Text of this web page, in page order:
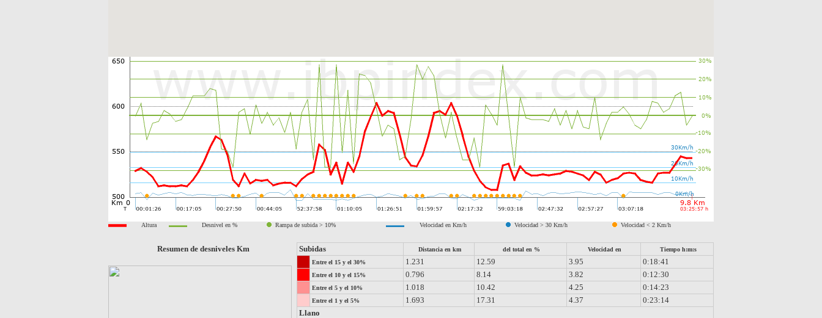
Altura Desnivel en % Rampa de subida > 10% Velocidad en Km/h Velocidad > 30 Km/h Velocidad < 2 Km/h
Resumen de desniveles Km Subidas Distancia en km del total en % Velocidad en
Tiempo h:m:s
Entre el 15 y el 30%
1.231 12.59 3.95 0:18:41
Entre el 10 y el 15% 0.796 8.14 3.82 0:12:30
Entre el 5 y el 10% 1.018 10.42 4.25 0:14:23
Entre el 1 y el 5% 1.693 17.31 4.37
0:23:14
Llano